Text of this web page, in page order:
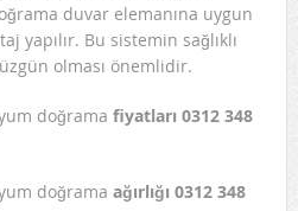
duvar elemanına uygun
yapılır. Bu sistemin sağlıklı
olması önemlidir.
doğrama fiyatları 0312 348
doğrama ağırlığı 0312 348